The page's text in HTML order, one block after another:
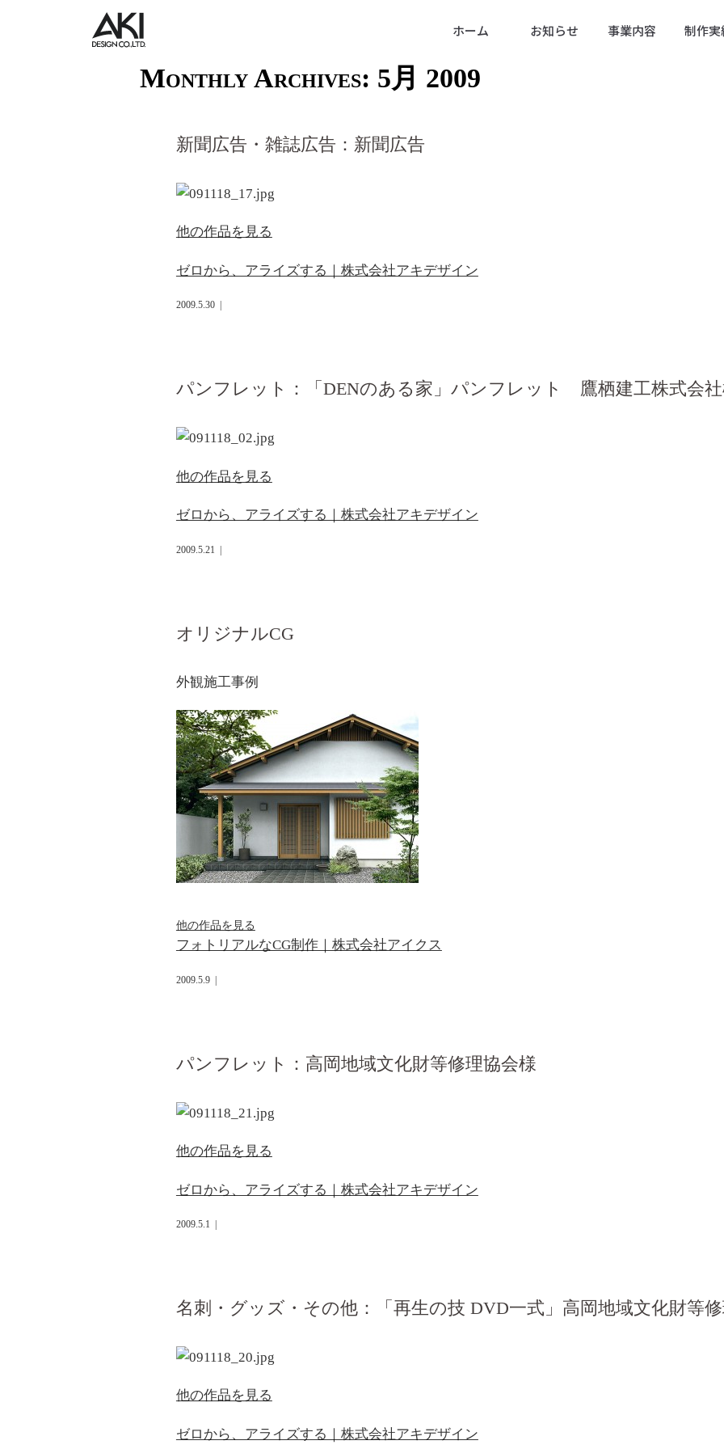
ホーム お知らせ 事業内容 制作実
Monthly Archives: 5月 2009
新聞広告・雑誌広告：新聞広告
他の作品を見る
ゼロから、アライズする｜株式会社アキデザイン
2009.5.30
パンフレット：「DENのある家」パンフレット 鷹栖建工株式会
他の作品を見る
ゼロから、アライズする｜株式会社アキデザイン
2009.5.21
オリジナルCG
外観施工事例
他の作品を見る
フォトリアルなCG制作｜株式会社アイクス
2009.5.9
パンフレット：高岡地域文化財等修理協会様
他の作品を見る
ゼロから、アライズする｜株式会社アキデザイン
2009.5.1
名刺・グッズ・その他：「再生の技 DVD一式」高岡地域文化財等
他の作品を見る
ゼロから、アライズする｜株式会社アキデザイン